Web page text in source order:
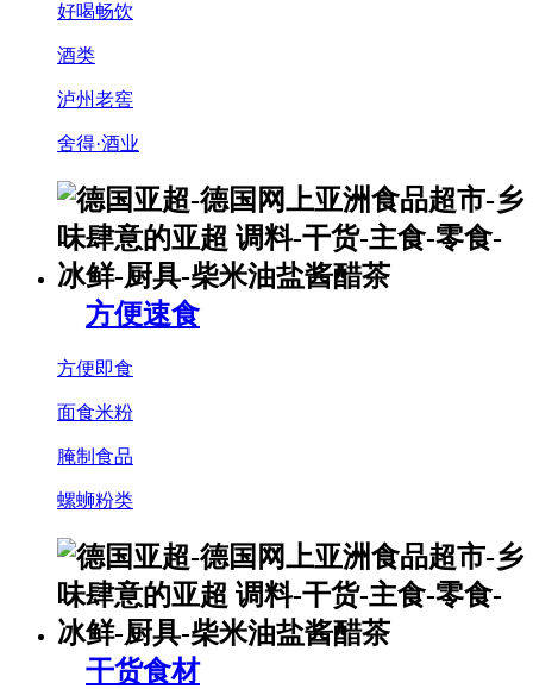
好喝畅饮
酒类
泸州老窖
舍得·酒业
方便速食
方便即食
面食米粉
腌制食品
螺蛳粉类
干货食材